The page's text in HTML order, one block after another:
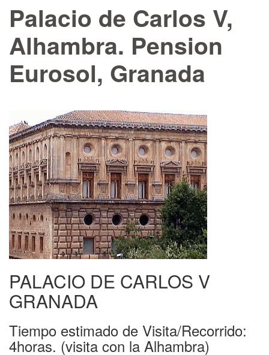
Palacio de Carlos V,
Alhambra. Pension
Eurosol, Granada
PALACIO DE CARLOS V
GRANADA
Tiempo estimado de Visita/Recorrido:
4horas. (visita con la Alhambra)